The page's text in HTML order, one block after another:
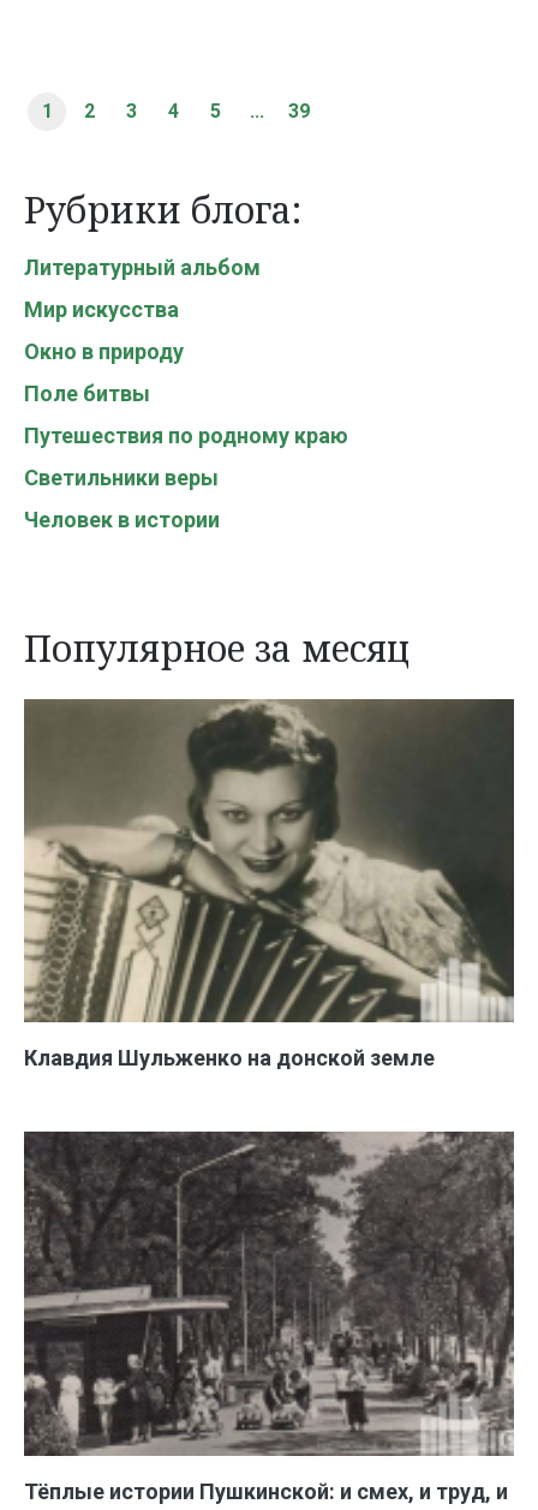
1 2 3 4 5 ... 39
Рубрики блога:
Литературный альбом
Мир искусства
Окно в природу
Поле битвы
Путешествия по родному краю
Светильники веры
Человек в истории
Популярное за месяц
Клавдия Шульженко на донской земле
Тёплые истории Пушкинской: и смех, и труд, и